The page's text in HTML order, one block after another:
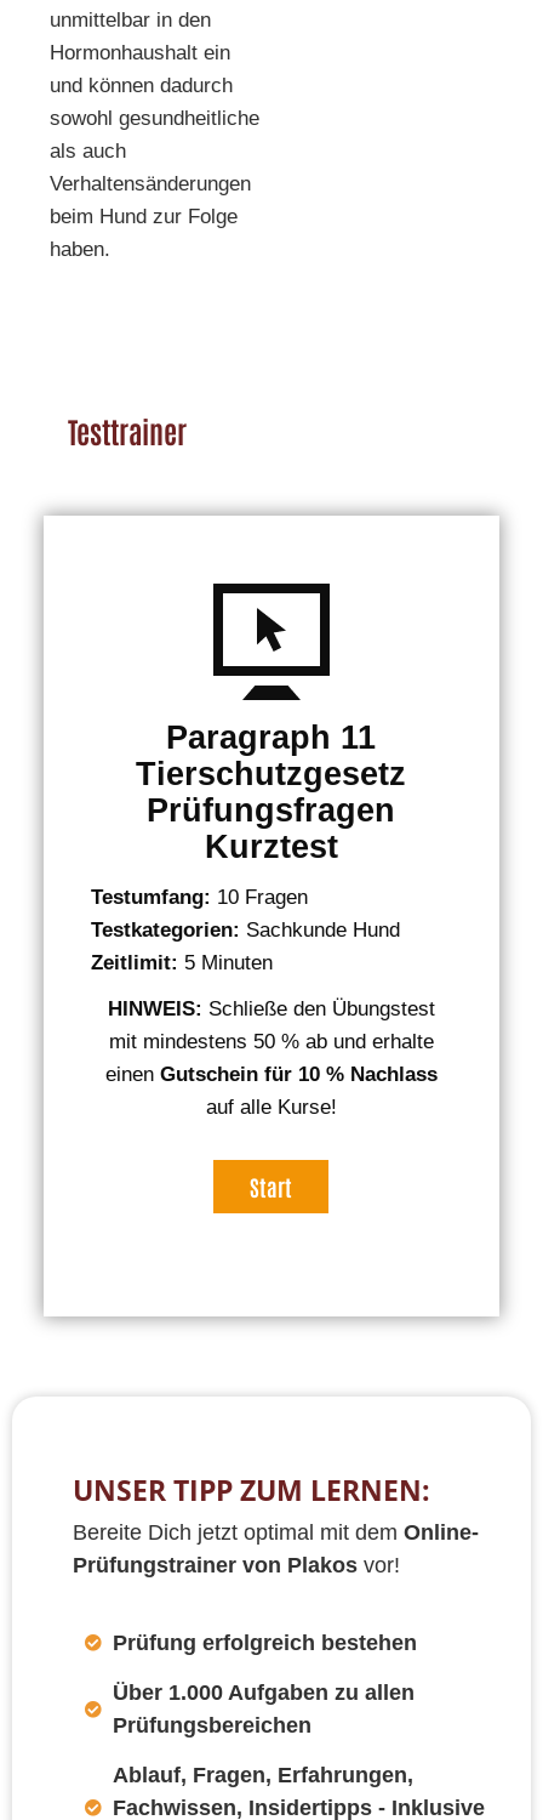
unmittelbar in den
Hormonhaushalt ein
und können dadurch
sowohl gesundheitliche
als auch
Verhaltensänderungen
beim Hund zur Folge
haben.
Testtrainer
Paragraph 11
Tierschutzgesetz
Prüfungsfragen
Kurztest
Testumfang: 10 Fragen
Testkategorien: Sachkunde Hund
Zeitlimit: 5 Minuten
HINWEIS: Schließe den Übungstest
mit mindestens 50 % ab und erhalte
einen Gutschein für 10 % Nachlass
auf alle Kurse!
UNSER TIPP ZUM LERNEN:
Bereite Dich jetzt optimal mit dem Online-
Prüfungstrainer von Plakos vor!
Prüfung erfolgreich bestehen
Über 1.000 Aufgaben zu allen
Prüfungsbereichen
Ablauf, Fragen, Erfahrungen,
Fachwissen, Insidertipps - Inklusive